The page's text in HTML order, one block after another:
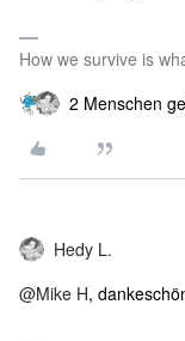
How we survive is
2 Menschen
Hedy L.
@Mike H,